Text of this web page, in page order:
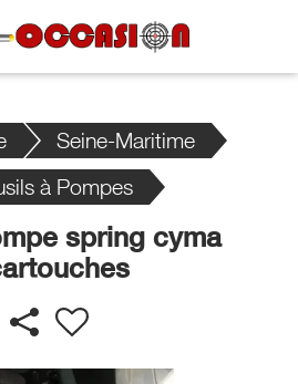
Seine-Maritime
à Pompes
spring cyma